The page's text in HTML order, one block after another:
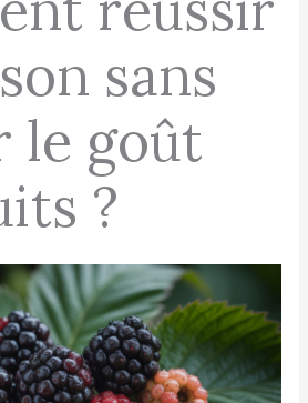
sans
le goût
?